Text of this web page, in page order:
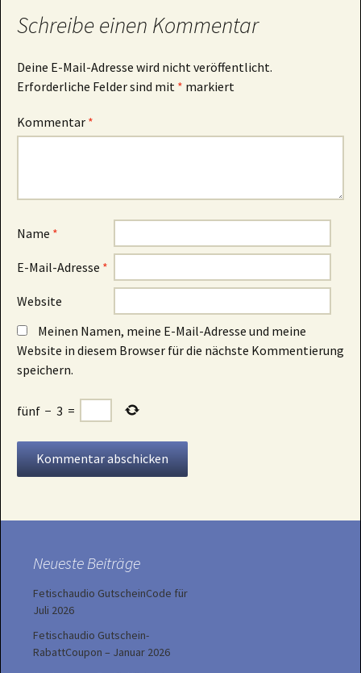
Schreibe einen Kommentar
Deine E-Mail-Adresse wird nicht veröffentlicht.
Erforderliche Felder sind mit * markiert
Kommentar *
Name *
E-Mail-Adresse *
Website
Meinen Namen, meine E-Mail-Adresse und meine
Website in diesem Browser für die nächste Kommentierung
speichern.
fünf − 3 =
Neueste Beiträge
Fetischaudio GutscheinCode für
Juli 2026
Fetischaudio Gutschein-
RabattCoupon – Januar 2026